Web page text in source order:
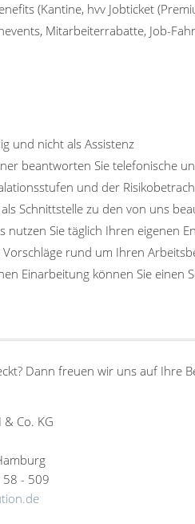
(Kantine, hvv Jobticket
Mitarbeiterrabatte, Job-
und nicht als Assistenz
beantworten Sie telefonische
und der
Schnittstelle zu den von uns
nutzen Sie täglich Ihren eigenen
Vorschläge rund um Ihren
Einarbeitung können Sie
Dann freuen wir uns auf Ihre
& Co. KG
- 509